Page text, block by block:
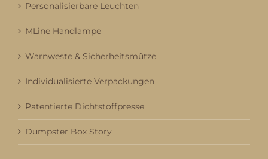
Personalisierbare Leuchten
MLine Handlampe
Warnweste & Sicherheitsmütze
Individualisierte Verpackungen
Patentierte Dichtstoffpresse
Dumpster Box Story